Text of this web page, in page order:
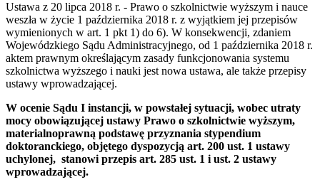
Ustawa z 20 lipca 2018 r. - Prawo o szkolnictwie wyższym i nauce
weszła w życie 1 października 2018 r. z wyjątkiem jej przepisów
wymienionych w art. 1 pkt 1) do 6). W konsekwencji, zdaniem
Wojewódzkiego Sądu Administracyjnego, od 1 października 2018 r.
aktem prawnym określającym zasady funkcjonowania systemu
szkolnictwa wyższego i nauki jest nowa ustawa, ale także przepisy
ustawy wprowadzającej.
W ocenie Sądu I instancji, w powstałej sytuacji, wobec utraty
mocy obowiązującej ustawy Prawo o szkolnictwie wyższym,
materialnoprawną podstawę przyznania stypendium
doktoranckiego, objętego dyspozycją art. 200 ust. 1 ustawy
uchylonej, stanowi przepis art. 285 ust. 1 i ust. 2 ustawy
wprowadzającej.